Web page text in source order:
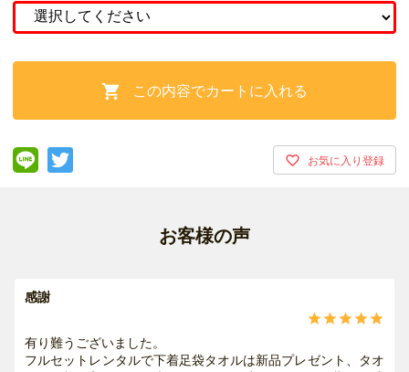
 この内容でカートに入れる
お客様の声
感謝

有り難うございました。
フルセットレンタルで下着足袋タオルは新品プレゼント、タオ